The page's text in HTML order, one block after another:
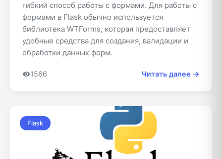
гибкий способ работы с формами. Для работы с
формами в Flask обычно используется
библиотека WTForms, которая предоставляет
удобные средства для создания, валидации и
обработки данных форм.
1566 Читать далее →
Flask